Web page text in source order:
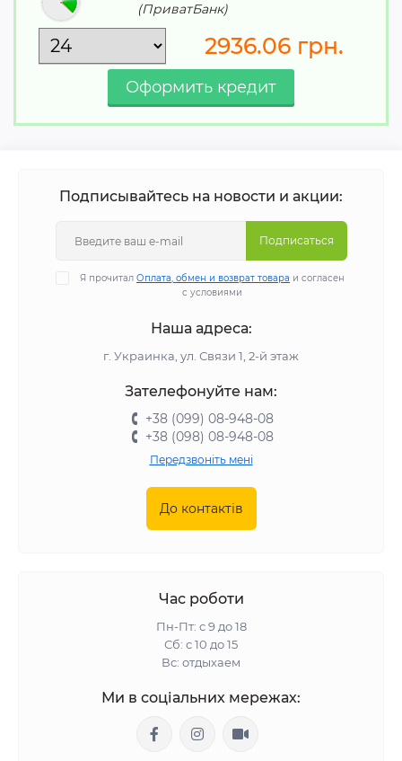
(ПриватБанк)
2936.06грн.
Подписывайтесь на новости и акции:
Подписаться
Я прочитал Оплата, обмен и возврат товара и согласен
с условиями
Наша адреса:
г. Украинка, ул. Связи 1, 2-й этаж
Зателефонуйте нам:
+38 (099) 08-948-08
+38 (098) 08-948-08
Передзвоніть мені
До контактів
Час роботи
Пн-Пт: с 9 до 18
Сб: с 10 до 15
Вс: отдыхаем
Ми в соціальних мережах: